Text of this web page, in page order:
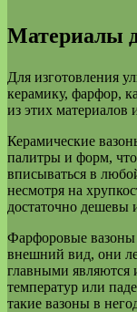
Материалы
Для изготовления
керамику, фарфор,
из этих
Керамические
палитры и форм, что
вписываться в
несмотря на
достаточно дешевы
Фарфоровые
внешний вид, они
главными являются
температур или
такие вазоны в